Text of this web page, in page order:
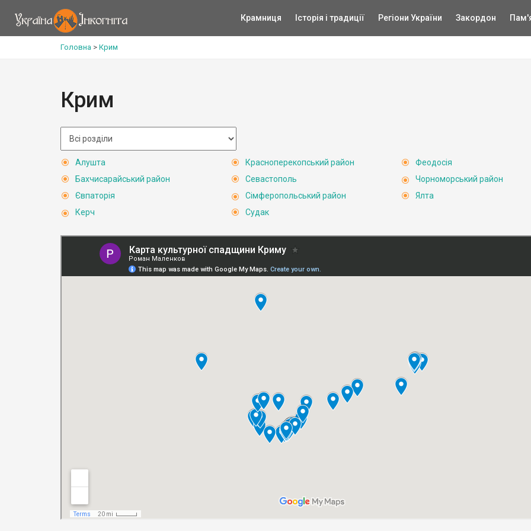
Крамниця Історія і традиції Регіони України Закордон
Головна > Крим
Крим
Алушта
Бахчисарайський район
Євпаторія
Керч
Красноперекопський район
Севастополь
Сімферопольський район
Судак
Феодосія
Чорноморський район
Ялта